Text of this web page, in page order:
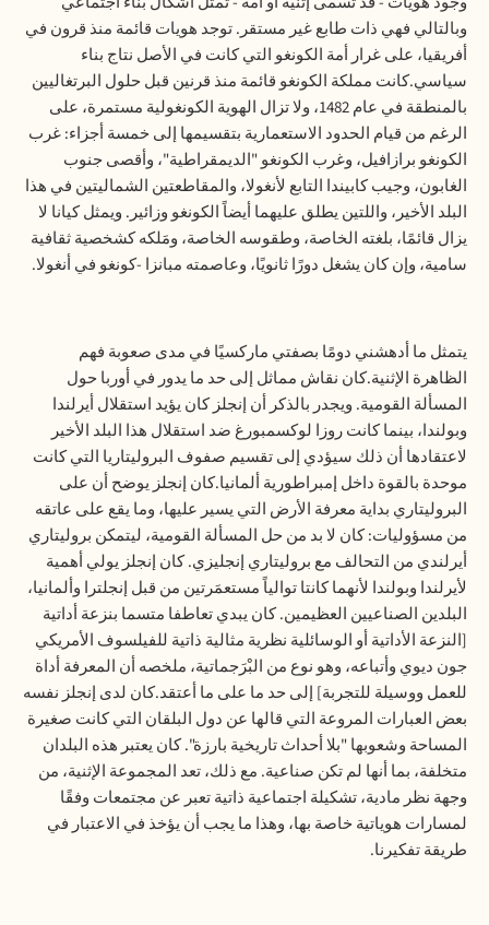
وبالتالي فهي ذات طابع غير مستقر. توجد هويات قائمة منذ قرون في
أفريقيا، على غرار أمة الكونغو التي كانت في الأصل نتاج بناء
سياسي.كانت مملكة الكونغو قائمة منذ قرنين قبل حلول البرتغاليين
بالمنطقة في عام 1482، ولا تزال الهوية الكونغولية مستمرة، على
الرغم من قيام الحدود الاستعمارية بتقسيمها إلى خمسة أجزاء: غرب
الكونغو برازافيل، وغرب الكونغو "الديمقراطية"، وأقصى جنوب
الغابون، وجيب كابيندا التابع لأنغولا، والمقاطعتين الشماليتين في هذا
البلد الأخير، واللتين يطلق عليهما أيضاً الكونغو وزائير. ويمثل كيانا لا
يزال قائمًا، بلغته الخاصة، وطقوسه الخاصة، ومَلكه كشخصية ثقافية
سامية، وإن كان يشغل دورًا ثانويًا، وعاصمته مبانزا -كونغو في أنغولا.
يتمثل ما أدهشني دومًا بصفتي ماركسيًا في مدى صعوبة فهم
الظاهرة الإثنية.كان نقاش مماثل إلى حد ما يدور في أوربا حول
المسألة القومية. ويجدر بالذكر أن إنجلز كان يؤيد استقلال أيرلندا
وبولندا، بينما كانت روزا لوكسمبورغ ضد استقلال هذا البلد الأخير
لاعتقادها أن ذلك سيؤدي إلى تقسيم صفوف البروليتاريا التي كانت
موحدة بالقوة داخل إمبراطورية ألمانيا.كان إنجلز يوضح أن على
البروليتاري بداية معرفة الأرض التي يسير عليها، وما يقع على عاتقه
من مسؤوليات: كان لا بد من حل المسألة القومية، ليتمكن بروليتاري
أيرلندي من التحالف مع بروليتاري إنجليزي. كان إنجلز يولي أهمية
لأيرلندا وبولندا لأنهما كانتا توالياً مستعمَرتين من قبل إنجلترا وألمانيا،
البلدين الصناعيين العظيمين. كان يبدي تعاطفا متسما بنزعة أداتية
[النزعة الأداتية أو الوسائلية نظرية مثالية ذاتية للفيلسوف الأمريكي
جون ديوي وأتباعه، وهو نوع من البْرَجماتية، ملخصه أن المعرفة أداة
للعمل ووسيلة للتجربة] إلى حد ما على ما أعتقد.كان لدى إنجلز نفسه
بعض العبارات المروعة التي قالها عن دول البلقان التي كانت صغيرة
المساحة وشعوبها "بلا أحداث تاريخية بارزة". كان يعتبر هذه البلدان
متخلفة، بما أنها لم تكن صناعية. مع ذلك، تعد المجموعة الإثنية، من
وجهة نظر مادية، تشكيلة اجتماعية ذاتية تعبر عن مجتمعات وفقًا
لمسارات هوياتية خاصة بها، وهذا ما يجب أن يؤخذ في الاعتبار في
طريقة تفكيرنا.